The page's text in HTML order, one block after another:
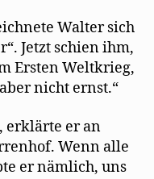
Walter sich
Jetzt schien ihm,
Ersten Weltkrieg,
nicht ernst.“
erklärte er an
Wenn alle
er nämlich, uns